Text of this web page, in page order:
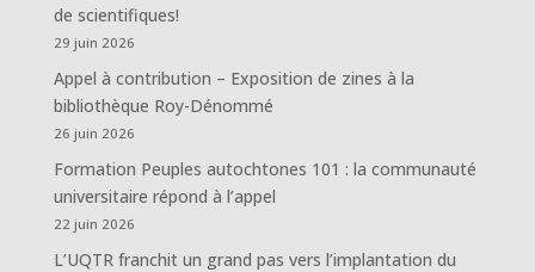
de scientifiques!
29 juin 2026
Appel à contribution – Exposition de zines à la
bibliothèque Roy-Dénommé
26 juin 2026
Formation Peuples autochtones 101 : la communauté
universitaire répond à l’appel
22 juin 2026
L’UQTR franchit un grand pas vers l’implantation du